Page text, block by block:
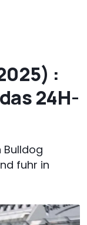
:
24H-
Bulldog
fuhr in